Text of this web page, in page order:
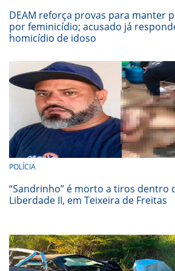
DEAM reforça provas para manter
por feminicídio; acusado já
homicídio de idoso
POLÍCIA
“Sandrinho” é morto a tiros dentro
Liberdade II, em Teixeira de Freitas